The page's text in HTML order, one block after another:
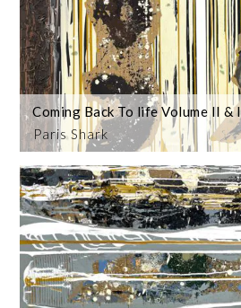
Paris Shark
Coming Back To life Volume II & I